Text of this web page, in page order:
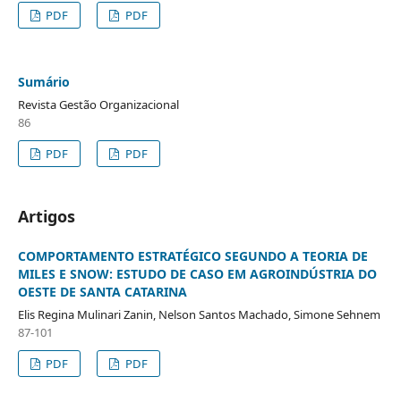
PDF
PDF
Sumário
Revista Gestão Organizacional
86
PDF
PDF
Artigos
COMPORTAMENTO ESTRATÉGICO SEGUNDO A TEORIA DE
MILES E SNOW: ESTUDO DE CASO EM AGROINDÚSTRIA DO
OESTE DE SANTA CATARINA
Elis Regina Mulinari Zanin, Nelson Santos Machado, Simone Sehnem
87-101
PDF
PDF